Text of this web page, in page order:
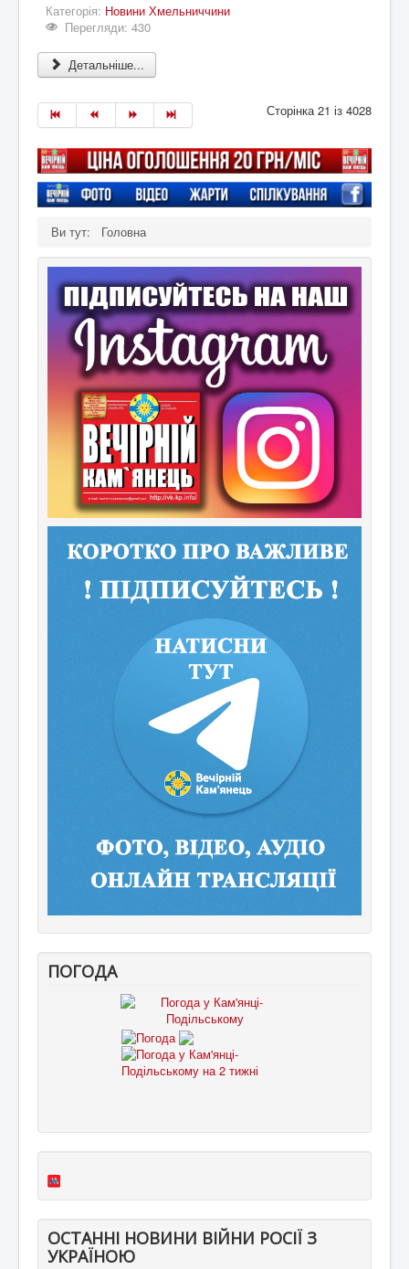
Категорія: Новини Хмельниччини
Перегляди: 430
Детальніше...
Сторінка 21 із 4028
Ви тут: Головна
ПОГОДА
ОСТАННІ НОВИНИ ВІЙНИ РОСІЇ З
УКРАЇНОЮ